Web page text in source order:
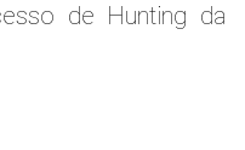
de Hunting da